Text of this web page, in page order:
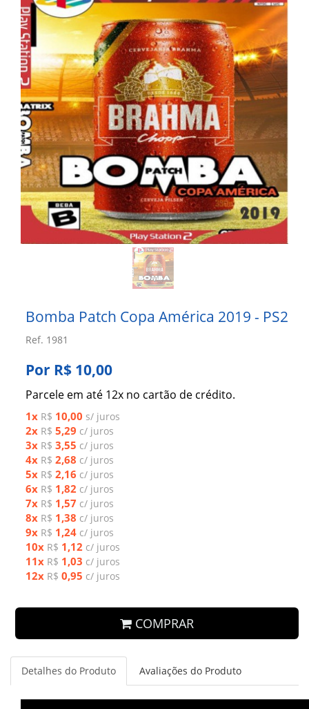
Bomba Patch Copa América 2019 - PS2
Ref. 1981
Por R$ 10,00
Parcele em até 12x no cartão de crédito.
1x R$ 10,00 s/ juros
2x R$ 5,29 c/ juros
3x R$ 3,55 c/ juros
4x R$ 2,68 c/ juros
5x R$ 2,16 c/ juros
6x R$ 1,82 c/ juros
7x R$ 1,57 c/ juros
8x R$ 1,38 c/ juros
9x R$ 1,24 c/ juros
10x R$ 1,12 c/ juros
11x R$ 1,03 c/ juros
12x R$ 0,95 c/ juros
COMPRAR
Detalhes do Produto Avaliações do Produto